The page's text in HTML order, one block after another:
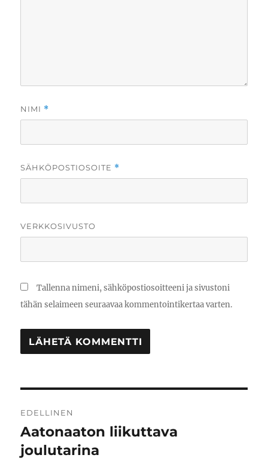
NIMI *
SÄHKÖPOSTIOSOITE *
VERKKOSIVUSTO
Tallenna nimeni, sähköpostiosoitteeni ja sivustoni
tähän selaimeen seuraavaa kommentointikertaa varten.
selaus
EDELLINEN
Edellinen
artikkeli:
Aatonaaton liikuttava
joulutarina